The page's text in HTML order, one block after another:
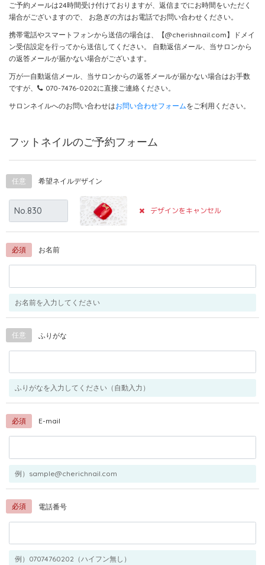
ご予約メールは24時間受け付けておりますが、返信までにお時間をいただく
場合がございますので、
お急ぎの方はお電話でお問い合わせください。
携帯電話やスマートフォンから送信の場合は、【@cherishnail.com】ドメイ
ン受信設定を行ってから送信してください。
自動返信メール、当サロンから
の返答メールが届かない場合がございます。
万が一自動返信メール、当サロンからの返答メールが届かない場合はお手数
ですが、
070-7476-0202に直接ご連絡ください。
サロンネイルへのお問い合わせはお問い合わせフォームをご利用ください。
フットネイルのご予約フォーム
希望ネイルデザイン
任意
デザインをキャンセル
お名前
必須
お名前を入力してください
ふりがな
任意
ふりがなを入力してください（自動入力）
E-mail
必須
例）sample@cherichnail.com
電話番号
必須
例）07074760202（ハイフン無し）